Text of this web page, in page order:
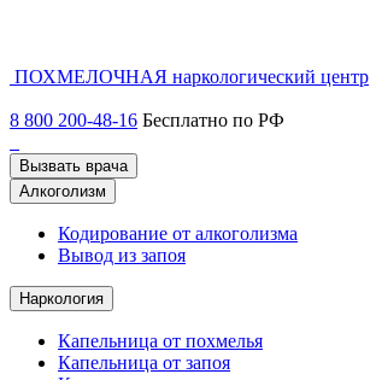
ПОХМЕЛОЧНАЯ наркологический центр
8 800 200-48-16 Бесплатно по РФ
Вызвать врача
Алкоголизм
Кодирование от алкоголизма
Вывод из запоя
Наркология
Капельница от похмелья
Капельница от запоя